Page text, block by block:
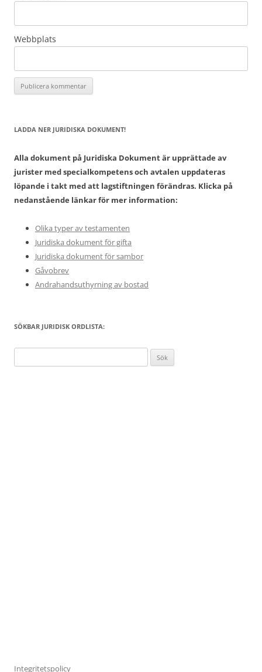
Webbplats
LADDA NER JURIDISKA DOKUMENT!
Alla dokument på Juridiska Dokument är upprättade av
jurister med specialkompetens och avtalen uppdateras
löpande i takt med att lagstiftningen förändras. Klicka på
nedanstående länkar för mer information:
Olika typer av testamenten
Juridiska dokument för gifta
Juridiska dokument för sambor
Gåvobrev
Andrahandsuthyrning av bostad
SÖKBAR JURIDISK ORDLISTA:
efter:
Integritetspolicy